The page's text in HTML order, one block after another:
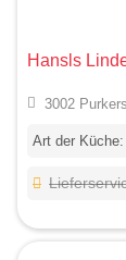
Hansls
3002
Art der Küche: